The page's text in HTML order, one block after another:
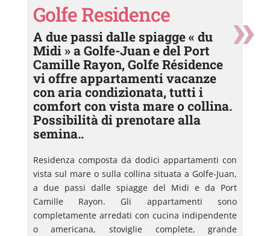
Golfe Residence
A due passi dalle spiagge « du
Midi » a Golfe-Juan e del Port
Camille Rayon, Golfe Résidence
vi offre appartamenti vacanze
con aria condizionata, tutti i
comfort con vista mare o collina.
Possibilità di prenotare alla
semina..
Residenza composta da dodici appartamenti con
vista sul mare o sulla collina situata a Golfe-Juan,
a due passi dalle spiagge del Midi e da Port
Camille Rayon. Gli appartamenti sono
completamente arredati con cucina indipendente
o americana, stoviglie complete, grande